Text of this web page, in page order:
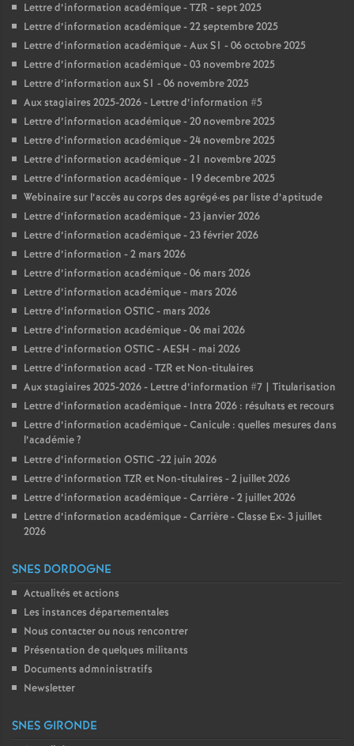
Lettre d’information académique - TZR - sept 2025
Lettre d’information académique - 22 septembre 2025
Lettre d’information académique - Aux S1 - 06 octobre 2025
Lettre d’information académique - 03 novembre 2025
Lettre d’information aux S1 - 06 novembre 2025
Aux stagiaires 2025-2026 - Lettre d’information #5
Lettre d’information académique - 20 novembre 2025
Lettre d’information académique - 24 novembre 2025
Lettre d’information académique - 21 novembre 2025
Lettre d’information académique - 19 decembre 2025
Webinaire sur l’accès au corps des agrégé·es par liste d’aptitude
Lettre d’information académique - 23 janvier 2026
Lettre d’information académique - 23 février 2026
Lettre d’information - 2 mars 2026
Lettre d’information académique - 06 mars 2026
Lettre d’information académique - mars 2026
Lettre d’information OSTIC - mars 2026
Lettre d’information académique - 06 mai 2026
Lettre d’information OSTIC - AESH - mai 2026
Lettre d’information acad - TZR et Non-titulaires
Aux stagiaires 2025-2026 - Lettre d’information #7 | Titularisation
Lettre d’information académique - Intra 2026 : résultats et recours
Lettre d’information académique - Canicule : quelles mesures dans
l’académie?
Lettre d’information OSTIC -22 juin 2026
Lettre d’information TZR et Non-titulaires - 2 juillet 2026
Lettre d’information académique - Carrière - 2 juillet 2026
Lettre d’information académique - Carrière - Classe Ex- 3 juillet
2026
SNES DORDOGNE
Actualités et actions
Les instances départementales
Nous contacter ou nous rencontrer
Présentation de quelques militants
Documents admninistratifs
Newsletter
SNES GIRONDE